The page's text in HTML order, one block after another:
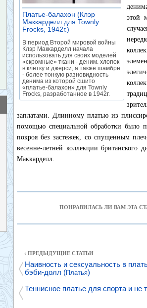
Платье-балахон (Клэр
Маккарделл для Townly
Frocks, 1942г.)
В период Второй мировой войны
Клэр Маккарделл начала
использовать для своих моделей
«скромные» ткани - деним. хлопок
в клетку и джерси, а также шамбре
- более тонкую разновидность
денима из которой сшито
«платье-балахон» для Townly
Frocks, разработанное в 1942г.
этой
заплатами. Длинному платью из
помощью специальной обработки было
покроя без застежек, со спущенным
весенне-летней коллекции
Маккарделл.
ПОНРАВИЛАСЬ ЛИ ВАМ ЭТА
‹ ПРЕДЫДУЩИЕ СТАТЬИ
Наивность и сексуальность в
бэби-долл ( Платья)
Теннисное платье для спорта и не